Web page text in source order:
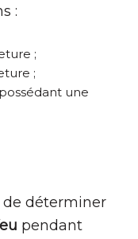
:
;
;
une
déterminer
pendant